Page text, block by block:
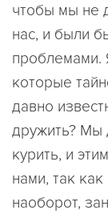
чтобы мы не
нас, и были
проблемами.
которые
давно
дружить? Мы
курить, и
нами, так
наоборот,